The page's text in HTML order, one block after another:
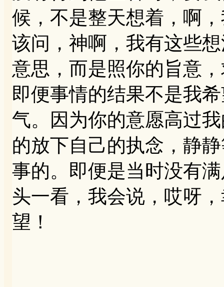
候，不是整天想着，啊
该问，神啊，我有这些
意思，而是照你的旨意
即便事情的结果不是我
气。因为你的意愿高过
的放下自己的执念，静
事的。即便是当时没有
头一看，我会说，哎呀
望！